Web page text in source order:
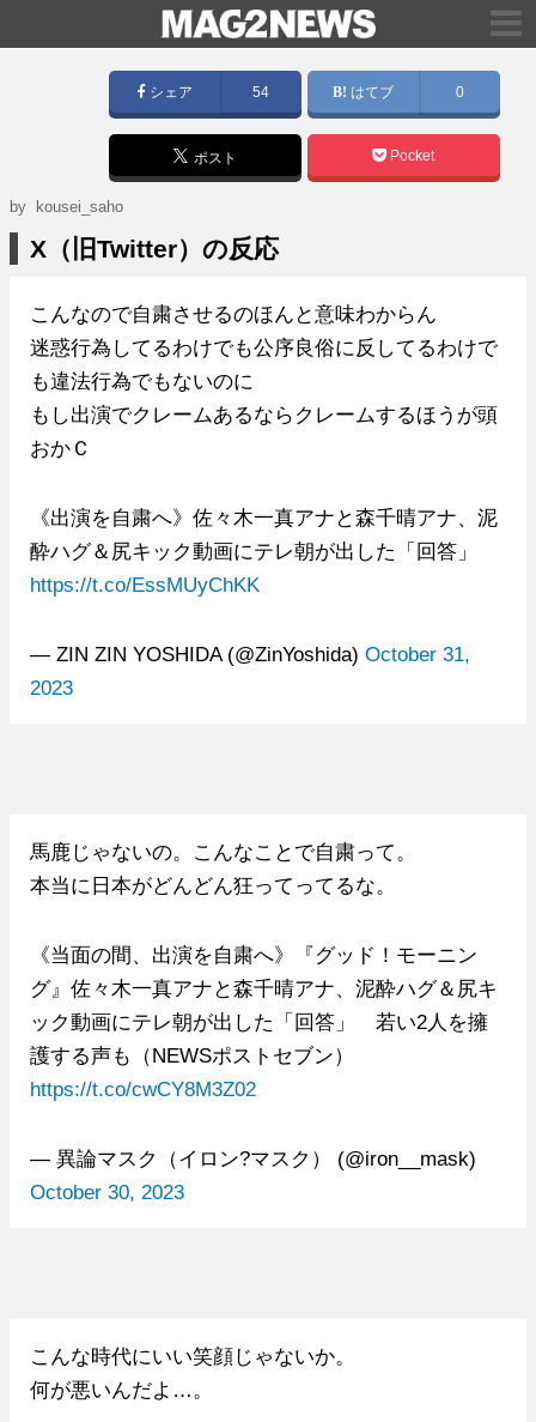
シェア 54 はてブ 0
ポスト Pocket
by kousei_saho
X（旧Twitter）の反応
こんなので自粛させるのほんと意味わからん
迷惑行為してるわけでも公序良俗に反してるわけで
も違法行為でもないのに
もし出演でクレームあるならクレームするほうが頭
おかＣ
《出演を自粛へ》佐々木一真アナと森千晴アナ、泥
酔ハグ＆尻キック動画にテレ朝が出した「回答」
https://t.co/EssMUyChKK
— ZIN ZIN YOSHIDA (@ZinYoshida) October 31,
2023
馬鹿じゃないの。こんなことで自粛って。
本当に日本がどんどん狂ってってるな。
《当面の間、出演を自粛へ》『グッド！モーニン
グ』佐々木一真アナと森千晴アナ、泥酔ハグ＆尻キ
ック動画にテレ朝が出した「回答」 若い2人を擁
護する声も（NEWSポストセブン）
https://t.co/cwCY8M3Z02
— 異論マスク（イロン?マスク） (@iron__mask)
October 30, 2023
こんな時代にいい笑顔じゃないか。
何が悪いんだよ…。